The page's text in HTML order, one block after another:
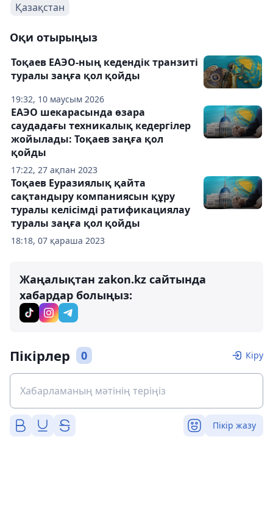
Қазақстан
Оқи отырыңыз
19:32, 10 маусым 2026
Тоқаев ЕАЭО-ның кедендік транзиті
туралы заңға қол қойды
17:22, 27 ақпан 2023
ЕАЭО шекарасында өзара
саудадағы техникалық кедергілер
жойылады: Тоқаев заңға қол
қойды
18:18, 07 қараша 2023
Тоқаев Еуразиялық қайта
сақтандыру компаниясын құру
туралы келісімді ратификациялау
туралы заңға қол қойды
Жаңалықтан zakon.kz сайтында
хабардар болыңыз:
Пікірлер 0 Кіру
Пікір жазу